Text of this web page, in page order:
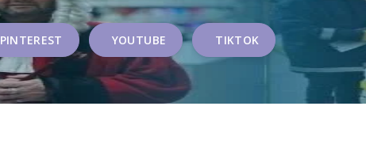
PINTEREST YOUTUBE TIKTOK